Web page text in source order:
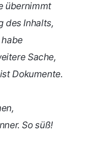
übernimmt
des Inhalts,
Sache,
Dokumente.
So süß!